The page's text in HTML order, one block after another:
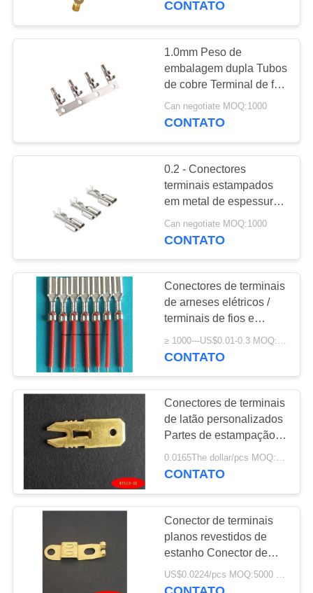
CONTATO
1.0mm Peso de
embalagem dupla Tubos
de cobre Terminal de fio
feminino
Can negotiate MOQ:1000
CONTATO
0.2 - Conectores
terminais estampados
em metal de espessura
de 1 mm, revestidos de
ouro
Can negotiate MOQ:1000
CONTATO
Conectores de terminais
de arneses elétricos /
terminais de fios e
conectores
≥ 1000---US$0.01-0.3 MOQ:1000
CONTATO
Conectores de terminais
de latão personalizados
Partes de estampação
metálica Conector de
hardware
0.0165The dollar/pcs MOQ:5000 peças
CONTATO
Conector de terminais
planos revestidos de
estanho Conector de
motor de latão de
estampação de metal
US$0.0224/pcs MOQ:5000 peças